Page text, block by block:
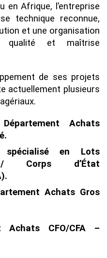
en Afrique, l’entreprise
technique reconnue,
et une organisation
qualité et maîtrise
de ses projets
actuellement plusieurs
Achats
spécialisé en Lots
/ Corps d’État
Achats Gros
Achats CFO/CFA –